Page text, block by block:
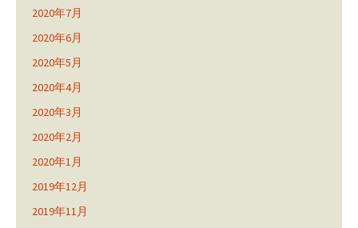
2020年7月
2020年6月
2020年5月
2020年4月
2020年3月
2020年2月
2020年1月
2019年12月
2019年11月